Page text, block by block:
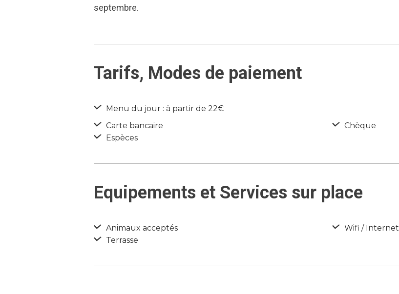
septembre.
Tarifs, Modes de paiement
Menu du jour : à partir de 22€
Carte bancaire
Espèces
Chèque
Equipements et Services sur place
Animaux acceptés
Terrasse
Wifi / Internet